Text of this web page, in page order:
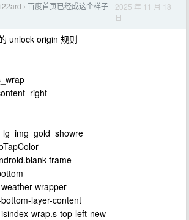
› 百度首页已经成这个样子
2025 年 11 月 18
日
unlock origin 规则
frame
wrapper
layer-content
wrap.s-top-left-new